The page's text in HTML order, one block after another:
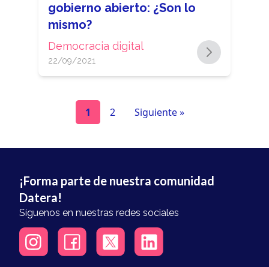
gobierno abierto: ¿Son lo
mismo?
Democracia digital
22/09/2021
1 2 Siguiente »
¡Forma parte de nuestra comunidad
Datera!
Síguenos en nuestras redes sociales